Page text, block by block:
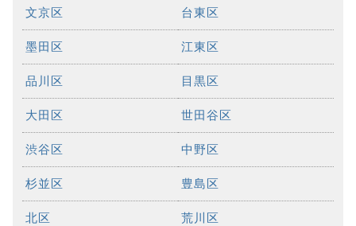
文京区 台東区
墨田区 江東区
品川区 目黒区
大田区 世田谷区
渋谷区 中野区
杉並区 豊島区
北区 荒川区